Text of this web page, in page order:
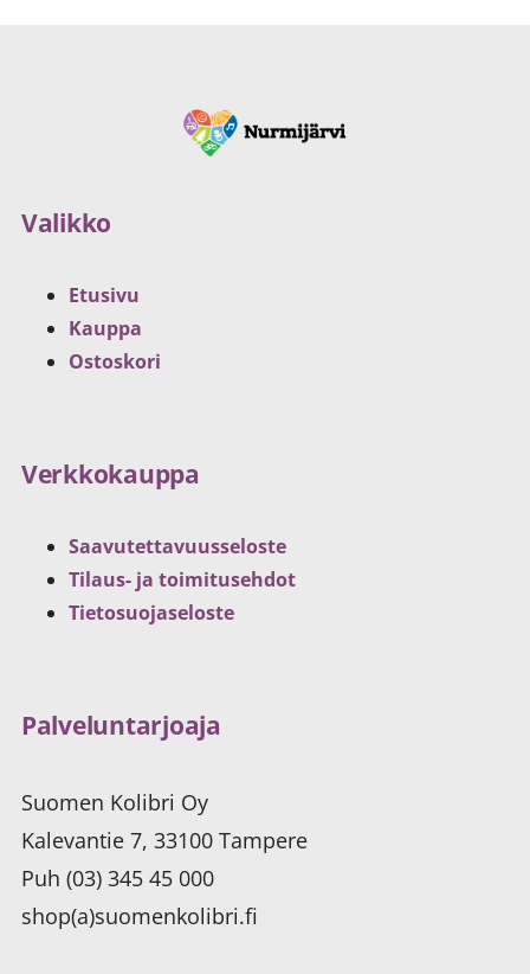
Valikko
Etusivu
Kauppa
Ostoskori
Verkkokauppa
Saavutettavuusseloste
Tilaus- ja toimitusehdot
Tietosuojaseloste
Palveluntarjoaja
Suomen Kolibri Oy
Kalevantie 7, 33100 Tampere
Puh (03) 345 45 000
shop(a)suomenkolibri.fi